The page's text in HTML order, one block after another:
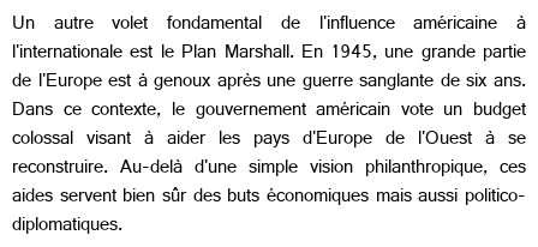
Un autre volet fondamental de l'influence américaine à
l'internationale est le Plan Marshall. En 1945, une grande partie
de l'Europe est à genoux après une guerre sanglante de six ans.
Dans ce contexte, le gouvernement américain vote un budget
colossal visant à aider les pays d'Europe de l'Ouest à se
reconstruire. Au-delà d'une simple vision philanthropique, ces
aides servent bien sûr des buts économiques mais aussi politico-
diplomatiques.